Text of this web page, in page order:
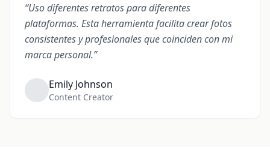
“Uso diferentes retratos para diferentes
plataformas. Esta herramienta facilita crear fotos
consistentes y profesionales que coinciden con mi
marca personal.”
Emily Johnson
Content Creator